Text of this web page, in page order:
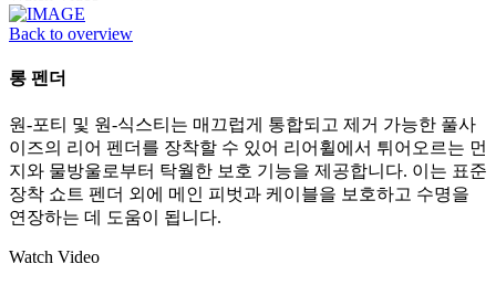
Back to overview
롱 펜더
원-포티 및 원-식스티는 매끄럽게 통합되고 제거 가능한 풀사
이즈의 리어 펜더를 장착할 수 있어 리어휠에서 튀어오르는 먼
지와 물방울로부터 탁월한 보호 기능을 제공합니다. 이는 표준
장착 쇼트 펜더 외에 메인 피벗과 케이블을 보호하고 수명을
연장하는 데 도움이 됩니다.
Watch Video